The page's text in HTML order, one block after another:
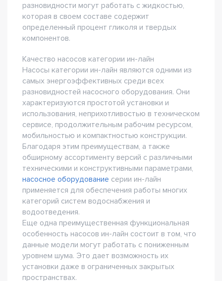
разновидности могут работать с жидкостью,
которая в своем составе содержит
определенный процент гликоля и твердых
компонентов.
Качество насосов категории ин-лайн
Насосы категории ин-лайн являются одними из
самых энергоэффективных среди всех
разновидностей насосного оборудования. Они
характеризуются простотой установки и
использования, неприхотливостью в техническом
сервисе, продолжительным рабочим ресурсом,
мобильностью и компактностью конструкции.
Благодаря этим преимуществам, а также
обширному ассортименту версий с различными
техническими и конструктивными параметрами,
насосное оборудование серии ин-лайн
применяется для обеспечения работы многих
категорий систем водоснабжения и
водоотведения.
Еще одна преимущественная функциональная
особенность насосов ин-лайн состоит в том, что
данные модели могут работать с пониженным
уровнем шума. Это дает возможность их
установки даже в ограниченных закрытых
пространствах.